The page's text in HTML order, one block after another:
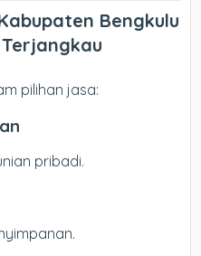
Bengkulu
pilihan jasa:
pribadi.